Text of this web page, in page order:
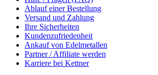
Ablauf einer Bestellung
Versand und Zahlung
Ihre Sicherheiten
Kundenzufriedenheit
Ankauf von Edelmetallen
Partner / Affiliate werden
Karriere bei Kettner